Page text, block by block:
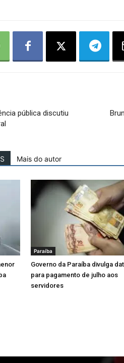
pública discutiu
Mais do autor
Paraíba
Governo da Paraíba divulga
para pagamento de julho aos
servidores